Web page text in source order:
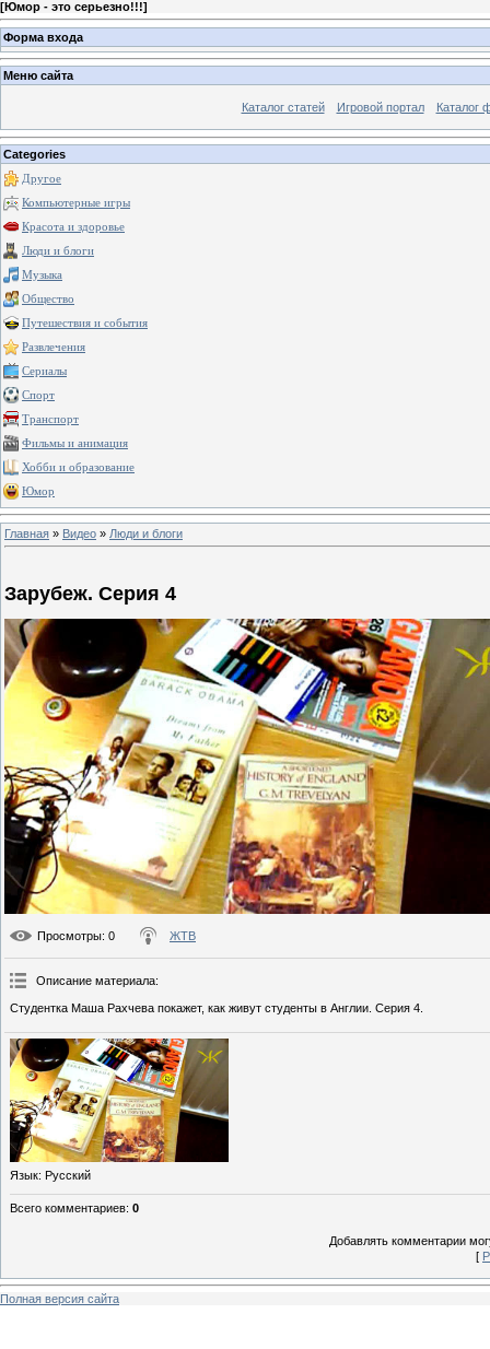
[Юмор - это серьезно!!!]
Форма входа
Меню сайта
Каталог статей Игровой портал Каталог
Categories
Другое
Компьютерные игры
Красота и здоровье
Люди и блоги
Музыка
Общество
Путешествия и события
Развлечения
Сериалы
Спорт
Транспорт
Фильмы и анимация
Хобби и образование
Юмор
Главная » Видео » Люди и блоги
Зарубеж. Серия 4
Просмотры: 0 ЖТВ
Описание материала:
Студентка Маша Рахчева покажет, как живут студенты в Англии. Серия 4.
Язык: Русский
Всего комментариев: 0
Добавлять комментарии
[
Полная версия сайта